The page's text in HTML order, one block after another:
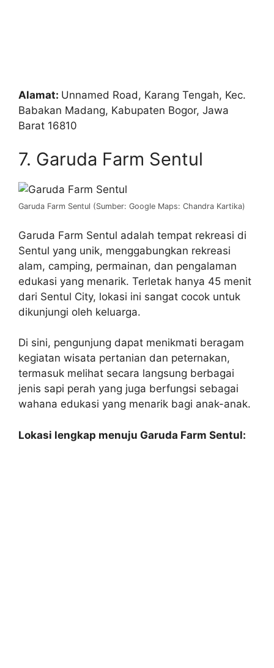
Alamat: Unnamed Road, Karang Tengah, Kec.
Babakan Madang, Kabupaten Bogor, Jawa
Barat 16810
7. Garuda Farm Sentul
Garuda Farm Sentul (Sumber: Google Maps: Chandra Kartika)
Garuda Farm Sentul adalah tempat rekreasi di
Sentul yang unik, menggabungkan rekreasi
alam, camping, permainan, dan pengalaman
edukasi yang menarik. Terletak hanya 45 menit
dari Sentul City, lokasi ini sangat cocok untuk
dikunjungi oleh keluarga.
Di sini, pengunjung dapat menikmati beragam
kegiatan wisata pertanian dan peternakan,
termasuk melihat secara langsung berbagai
jenis sapi perah yang juga berfungsi sebagai
wahana edukasi yang menarik bagi anak-anak.
Lokasi lengkap menuju Garuda Farm Sentul: